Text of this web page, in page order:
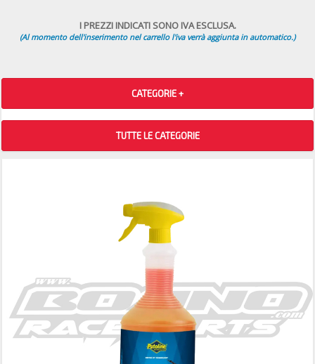
I PREZZI INDICATI SONO IVA ESCLUSA.
(Al momento dell'inserimento nel carrello l'iva verrà aggiunta in automatico.)
CATEGORIE +
TUTTE LE CATEGORIE